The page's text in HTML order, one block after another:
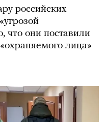
российских
что они поставили
лица»